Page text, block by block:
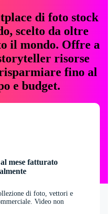
di foto stock
scelto da oltre
il mondo. Offre a
risorse
fino al
e budget.
mese fatturato
di foto, vettori e
Video non